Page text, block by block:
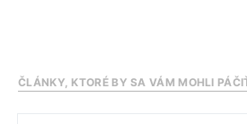
ČLÁNKY, KTORÉ BY SA VÁM MOHLI